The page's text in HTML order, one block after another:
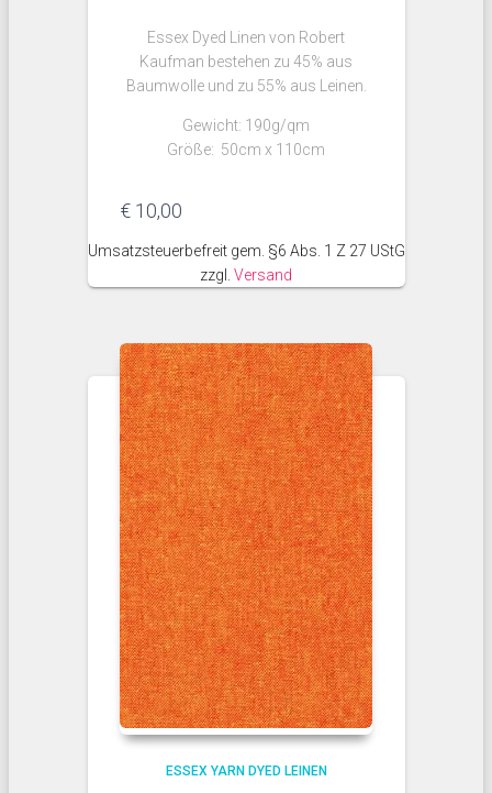
Essex Dyed Linen von Robert
Kaufman bestehen zu 45% aus
Baumwolle und zu 55% aus Leinen.
Gewicht: 190g/qm
Größe: 50cm x 110cm
€ 10,00
Umsatzsteuerbefreit gem. §6 Abs. 1 Z 27 UStG
zzgl. Versand
ESSEX YARN DYED LEINEN